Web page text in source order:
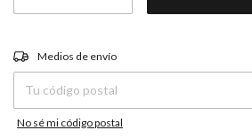
Entregas para el CP:
Medios de envío
No sé mi código postal